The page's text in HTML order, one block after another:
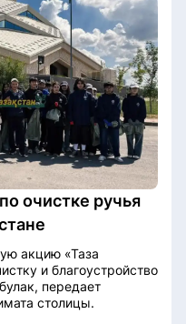
очистке ручья
акцию «Таза
и благоустройство
передает
столицы.